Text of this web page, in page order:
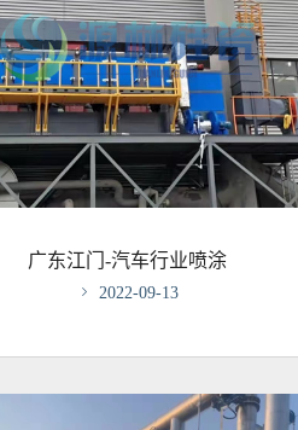
广东江门-汽车行业喷涂
 2022-09-13